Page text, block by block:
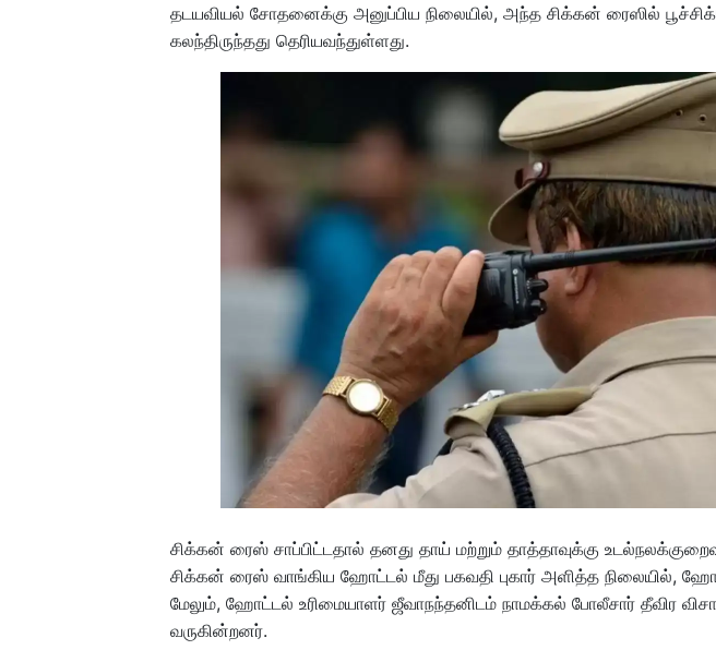
தடயவியல் சோதனைக்கு அனுப்பிய நிலையில், அந்த சிக்கன் ரைஸில்
கலந்திருந்தது தெரியவந்துள்ளது.
சிக்கன் ரைஸ் சாப்பிட்டதால் தனது தாய் மற்றும் தாத்தாவுக்கு
சிக்கன் ரைஸ் வாங்கிய ஹோட்டல் மீது பகவதி புகார் அளித்த நிலையில்,
மேலும், ஹோட்டல் உரிமையாளர் ஜீவாநந்தனிடம் நாமக்கல் போலீசார் தீவிர
வருகின்றனர்.